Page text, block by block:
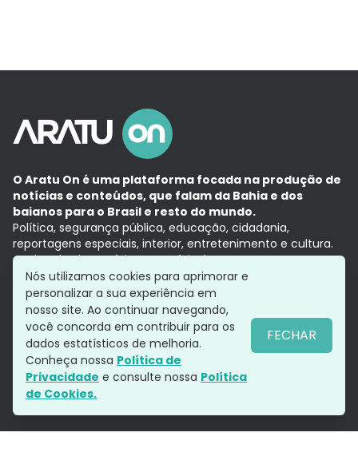
O Aratu On é uma plataforma focada na produção de
notícias e conteúdos, que falam da Bahia e dos
baianos para o Brasil e resto do mundo.
Política, segurança pública, educação, cidadania,
reportagens especiais, interior, entretenimento e cultura.
Aqui, tudo vira notícia e a notícia é no tempo presente,
com a credibilidade do Grupo Aratu.
Grupo Aratu
Política de privacidade
Siga-nos
Nós utilizamos cookies para aprimorar e
personalizar a sua experiência em
nosso site. Ao continuar navegando,
você concorda em contribuir para os
dados estatísticos de melhoria.
Conheça nossa Política de
Privacidade e consulte nossa Política
de Cookies.
FECHAR